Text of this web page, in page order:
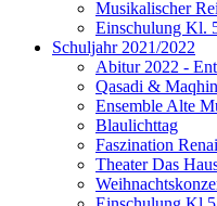
Musikalischer
Einschulung Kl.
Schuljahr 2021/2022
Abitur 2022 -
Qasadi &
Ensemble Alte
Blaulichttag
Faszination
Theater Das